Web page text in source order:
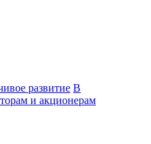
развитие В
и акционерам